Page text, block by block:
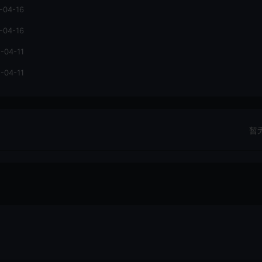
04-16
04-16
04-11
04-11
暂